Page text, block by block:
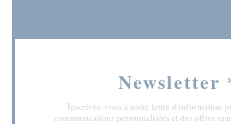
Newsletter
Inscrivez-vous à notre lettre d'information
communications personnalisées et des offres